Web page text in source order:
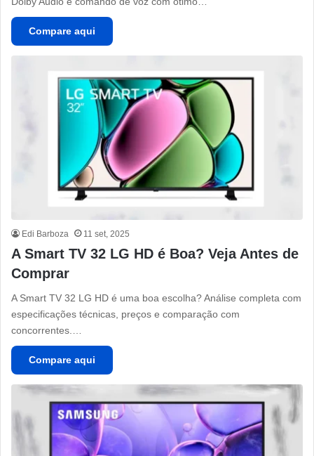
Compare aqui
Edi Barboza 11 set, 2025
A Smart TV 32 LG HD é Boa? Veja Antes de
Comprar
A Smart TV 32 LG HD é uma boa escolha? Análise completa com
especificações técnicas, preços e comparação com
concorrentes.…
Compare aqui